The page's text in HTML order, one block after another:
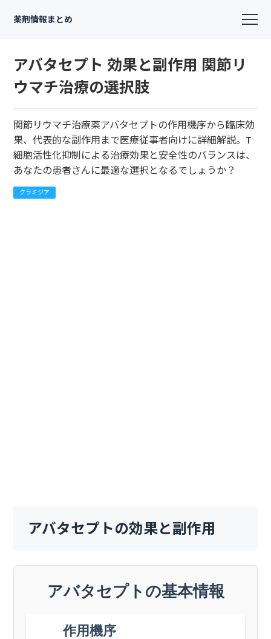
薬剤情報まとめ
アバタセプト 効果と副作用 関節リ
ウマチ治療の選択肢
関節リウマチ治療薬アバタセプトの作用機序から臨床効
果、代表的な副作用まで医療従事者向けに詳細解説。T
細胞活性化抑制による治療効果と安全性のバランスは、
あなたの患者さんに最適な選択となるでしょうか？
クラミジア
アバタセプトの効果と副作用
アバタセプトの基本情報
作用機序